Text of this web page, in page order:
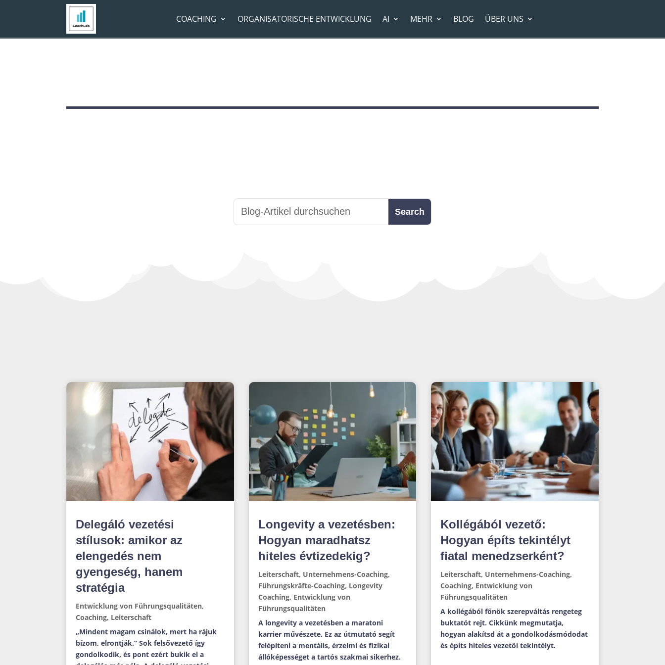
COACHING ORGANISATORISCHE ENTWICKLUNG AI MEHR BLOG ÜBER UNS
Delegáló vezetési
stílusok: amikor az
elengedés nem
gyengeség, hanem
stratégia
Entwicklung von Führungsqualitäten,
Coaching, Leiterschaft
„Mindent magam csinálok, mert ha rájuk
bízom, elrontják.” Sok felsővezető így
gondolkodik, és pont ezért bukik el a
Longevity a vezetésben:
Hogyan maradhatsz
hiteles évtizedekig?
Leiterschaft, Unternehmens-Coaching,
Führungskräfte-Coaching, Longevity
Coaching, Entwicklung von
Führungsqualitäten
A longevity a vezetésben a maratoni
karrier művészete. Ez az útmutató segít
felépíteni a mentális, érzelmi és fizikai
állóképességet a tartós szakmai sikerhez.
Kollégából vezető:
Hogyan építs tekintélyt
fiatal menedzserként?
Leiterschaft, Unternehmens-Coaching,
Coaching, Entwicklung von
Führungsqualitäten
A kollégából főnök szerepváltás rengeteg
buktatót rejt. Cikkünk megmutatja,
hogyan alakítsd át a gondolkodásmódodat
és építs hiteles vezetői tekintélyt.